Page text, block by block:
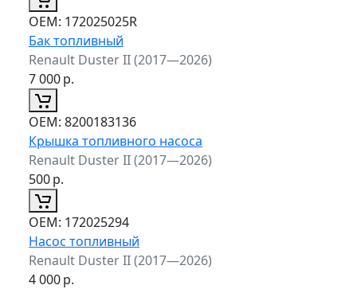
ОЕМ: 172025025R
Бак топливный
Renault Duster II (2017—2026)
7 000р.
ОЕМ: 8200183136
Крышка топливного насоса
Renault Duster II (2017—2026)
500р.
ОЕМ: 172025294
Насос топливный
Renault Duster II (2017—2026)
4 000р.